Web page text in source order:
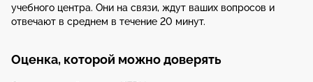
учебного центра. Они на связи, ждут ваших вопросов и
отвечают в среднем в течение 20 минут.
Оценка, которой можно доверять